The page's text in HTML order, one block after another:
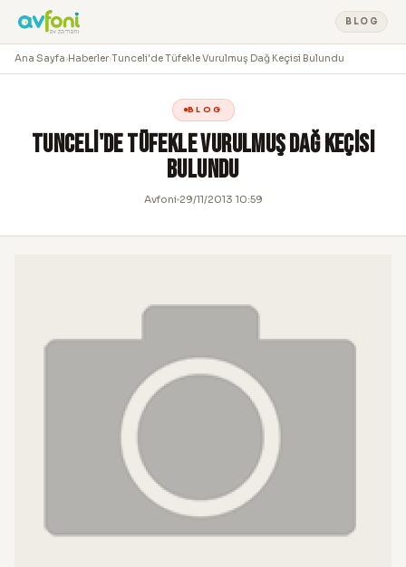
BLOG
Ana Sayfa›Haberler›Tunceli'de Tüfekle Vurulmuş Dağ Keçisi Bulundu
BLOG
Tunceli'de Tüfekle Vurulmuş Dağ Keçisi
Bulundu
Avfoni 29/11/2013 10:59